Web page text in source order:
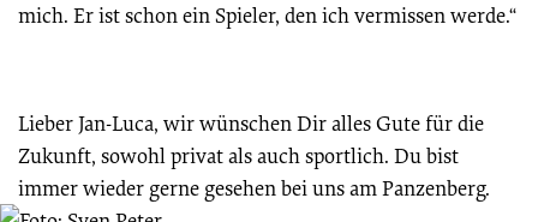
mich. Er ist schon ein Spieler, den ich vermissen werde.“
Lieber Jan-Luca, wir wünschen Dir alles Gute für die
Zukunft, sowohl privat als auch sportlich. Du bist
immer wieder gerne gesehen bei uns am Panzenberg.